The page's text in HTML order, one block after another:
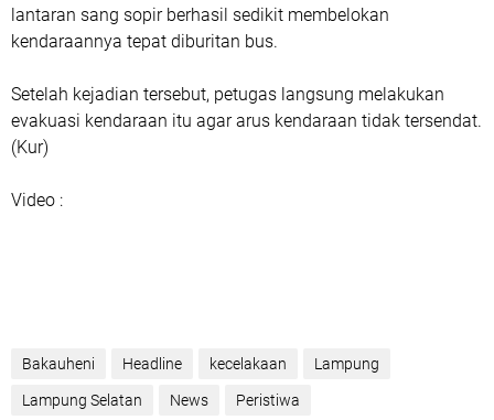
lantaran sang sopir berhasil sedikit membelokan
kendaraannya tepat diburitan bus.
Setelah kejadian tersebut, petugas langsung melakukan
evakuasi kendaraan itu agar arus kendaraan tidak tersendat.
(Kur)
Video :
Bakauheni Headline kecelakaan Lampung
Lampung Selatan News Peristiwa